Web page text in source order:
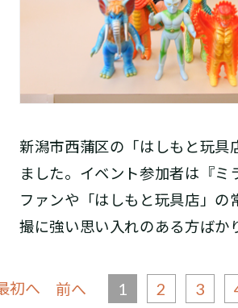
新潟市西蒲区の「はしもと玩具
ました。イベント参加者は『ミ
ファンや「はしもと玩具店」の
撮に強い思い入れのある方ばか
初へ 前へ 1 2 3